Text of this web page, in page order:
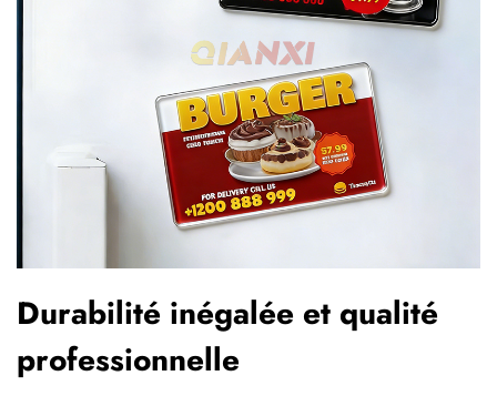
Durabilité inégalée et qualité
professionnelle